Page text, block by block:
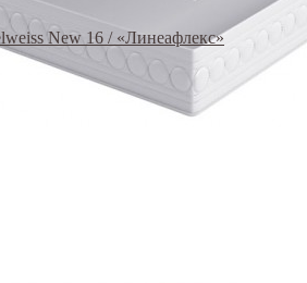
New 16 / «Линеафлекс»